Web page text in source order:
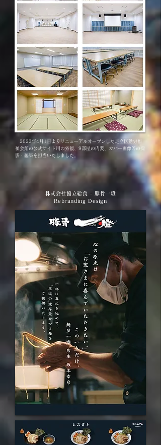
2023年4月1日よりリニューアルオープンした足立区勤労福
祉会館の公式サイト用の外観、9部屋の内装、カバー画像等の撮
影・編集を担当いたしました。
株式会社協立給食 - 豚骨一燈
Rebranding Design